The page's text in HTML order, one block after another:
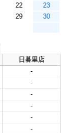
22
23
29
30
日暮里店
-
-
-
-
-
-